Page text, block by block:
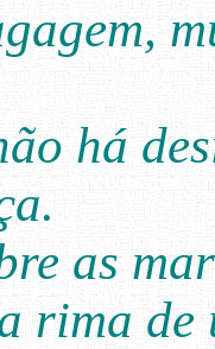
há
as
rima